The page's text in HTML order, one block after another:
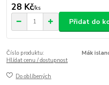
28 Kč/ks
Přidat do
Číslo produktu:
Mák
Hlídat cenu / dostupnost
Do oblíbených